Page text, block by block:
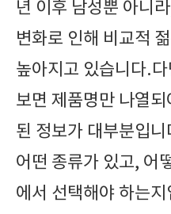
년 이후 남성뿐 아니
변화로 인해 비교적
높아지고 있습니다.
보면 제품명만 나열
된 정보가 대부분입
어떤 종류가 있고, 어
에서 선택해야 하는